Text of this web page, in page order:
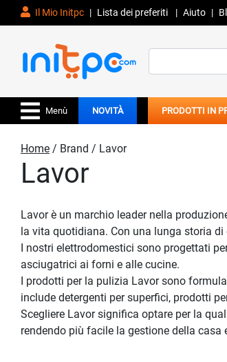
Il Mio Initpc | Lista dei preferiti | Aiuto |
for:
Menù NOVITÀ PRODOTTI IN
Home / Brand / Lavor
Lavor
Lavor è un marchio leader nella
la vita quotidiana. Con una lunga storia
I nostri elettrodomestici sono progettati
asciugatrici ai forni e alle cucine.
I prodotti per la pulizia Lavor sono
include detergenti per superfici, prodotti
Scegliere Lavor significa optare per la
rendendo più facile la gestione della casa